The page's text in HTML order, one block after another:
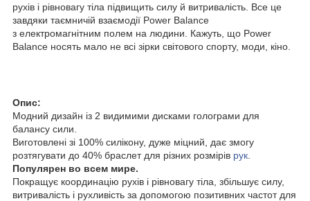
рухів і рівновагу тіла підвищить силу й витривалість. Все це
завдяки таємничій взаємодії Power Balance
з електромагнітним полем на людини. Кажуть, що Power
Balance носять мало не всі зірки світового спорту, моди, кіно.
Опис:
Модний дизайн із 2 видимими дисками голограми для
балансу сили.
Виготовлені зі 100% силікону, дуже міцний, дає змогу
розтягувати до 40% браслет для різних розмірів рук
Популярен во всем мире.
Покращує координацію рухів і рівновагу тіла, збільшує силу,
витривалість і рухливість за допомогою позитивних частот для